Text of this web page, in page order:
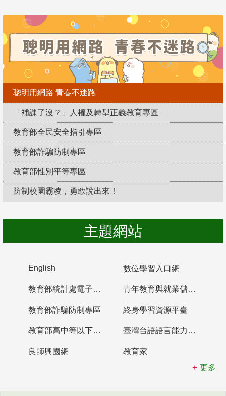
聰明用網路 青春不迷路
「補課了沒？」人權及轉型正義教育專區
教育部全民安全指引專區
教育部詐騙防制專區
教育部性別平等專區
防制校園霸凌，勇敢說出來！
主題網站
English 數位學習入口網
教育部統計處電子書櫃 青年教育與就業儲蓄帳戶
教育部詐騙防制專區 終身學習資源平臺
教育部高中等以下學校及幼兒園教師資格檢定考試 臺灣台語語言能力認證網站
良師興國網
教育家
更多